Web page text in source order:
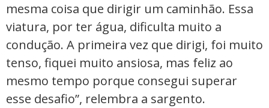
mesma coisa que dirigir um caminhão. Essa
viatura, por ter água, dificulta muito a
condução. A primeira vez que dirigi, foi muito
tenso, fiquei muito ansiosa, mas feliz ao
mesmo tempo porque consegui superar
esse desafio”, relembra a sargento.